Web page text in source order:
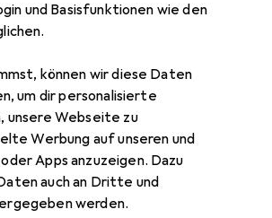
und Basisfunktionen wie den
können wir diese Daten
um dir personalisierte
unsere Webseite zu
Werbung auf unseren und
Apps anzuzeigen. Dazu
auch an Dritte und
werden.